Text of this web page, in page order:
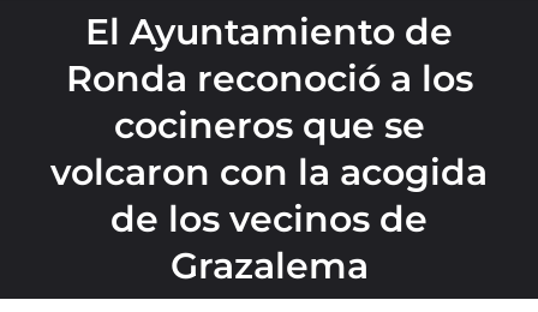
El Ayuntamiento de
Ronda reconoció a los
cocineros que se
volcaron con la acogida
de los vecinos de
Grazalema